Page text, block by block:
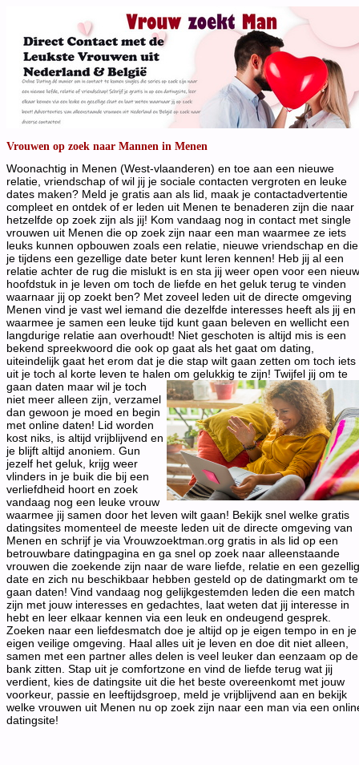
Vrouwen op zoek naar Mannen in Menen
Woonachtig in Menen (West-vlaanderen) en toe aan een nieuwe
relatie, vriendschap of wil jij je sociale contacten vergroten en leuke
dates maken? Meld je gratis aan als lid, maak je contactadvertentie
compleet en ontdek of er leden uit Menen te benaderen zijn die naar
hetzelfde op zoek zijn als jij! Kom vandaag nog in contact met single
vrouwen uit Menen die op zoek zijn naar een man waarmee ze iets
leuks kunnen opbouwen zoals een relatie, nieuwe vriendschap en die
je tijdens een gezellige date beter kunt leren kennen! Heb jij al een
relatie achter de rug die mislukt is en sta jij weer open voor een nieuw
hoofdstuk in je leven om toch de liefde en het geluk terug te vinden
waarnaar jij op zoekt ben? Met zoveel leden uit de directe omgeving
Menen vind je vast wel iemand die dezelfde interesses heeft als jij en
waarmee je samen een leuke tijd kunt gaan beleven en wellicht een
langdurige relatie aan overhoudt! Niet geschoten is altijd mis is een
bekend spreekwoord die ook op gaat als het gaat om dating,
uiteindelijk gaat het erom dat je die stap wilt gaan zetten om toch iets
uit je toch al korte leven te halen om gelukkig te zijn! Twijfel jij om te
gaan daten maar wil je toch
niet meer alleen zijn, verzamel
dan gewoon je moed en begin
met online daten! Lid worden
kost niks, is altijd vrijblijvend en
je blijft altijd anoniem. Gun
jezelf het geluk, krijg weer
vlinders in je buik die bij een
verliefdheid hoort en zoek
vandaag nog een leuke vrouw
waarmee jij samen door het leven wilt gaan! Bekijk snel welke gratis
datingsites momenteel de meeste leden uit de directe omgeving van
Menen en schrijf je via Vrouwzoektman.org gratis in als lid op een
betrouwbare datingpagina en ga snel op zoek naar alleenstaande
vrouwen die zoekende zijn naar de ware liefde, relatie en een
date en zich nu beschikbaar hebben gesteld op de datingmarkt om te
gaan daten! Vind vandaag nog gelijkgestemden leden die een match
zijn met jouw interesses en gedachtes, laat weten dat jij interesse in
hebt en leer elkaar kennen via een leuk en ondeugend gesprek.
Zoeken naar een liefdesmatch doe je altijd op je eigen tempo in en je
eigen veilige omgeving. Haal alles uit je leven en doe dit niet alleen,
samen met een partner alles delen is veel leuker dan eenzaam op de
bank zitten. Stap uit je comfortzone en vind de liefde terug wat jij
verdient, kies de datingsite uit die het beste overeenkomt met jouw
voorkeur, passie en leeftijdsgroep, meld je vrijblijvend aan en bekijk
welke vrouwen uit Menen nu op zoek zijn naar een man via een
datingsite!